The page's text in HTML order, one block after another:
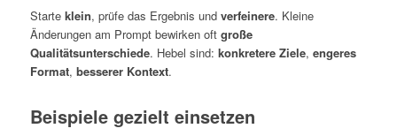
Starte klein, prüfe das Ergebnis und verfeinere. Kleine
Änderungen am Prompt bewirken oft große
Qualitätsunterschiede. Hebel sind: konkretere Ziele, engeres
Format, besserer Kontext.
Beispiele gezielt einsetzen